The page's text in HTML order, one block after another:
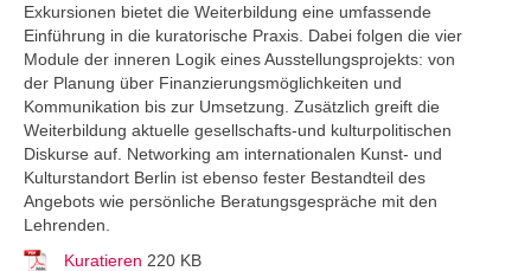
Exkursionen bietet die Weiterbildung eine umfassende
Einführung in die kuratorische Praxis. Dabei folgen die vier
Module der inneren Logik eines Ausstellungsprojekts: von
der Planung über Finanzierungsmöglichkeiten und
Kommunikation bis zur Umsetzung. Zusätzlich greift die
Weiterbildung aktuelle gesellschafts-und kulturpolitischen
Diskurse auf. Networking am internationalen Kunst- und
Kulturstandort Berlin ist ebenso fester Bestandteil des
Angebots wie persönliche Beratungsgespräche mit den
Lehrenden.
Kuratieren 220 KB